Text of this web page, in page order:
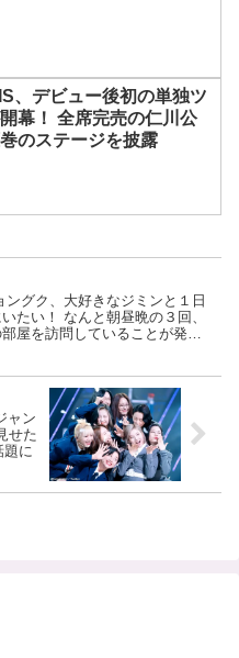
、デビュー後初の単独ツ
幕！ 全席完売の仁川公
のステージを披露
ングク、大好きなジミンと１日
たい！ なんと朝昼晩の３回、
屋を訪問していることが発
ャン
せた
題に